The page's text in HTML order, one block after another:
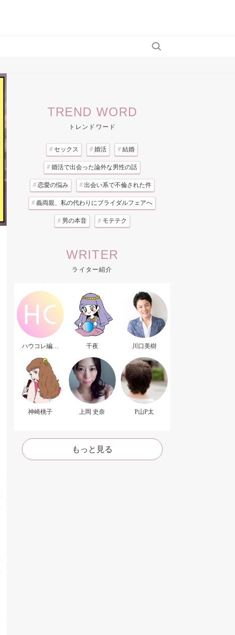
TREND WORD
トレンドワード
# セックス # 婚活 # 結婚
# 婚活で出会った論外な男性の話
# 恋愛の悩み # 出会い系で不倫された件
# 義両親、私の代わりにブライダルフェアへ
# 男の本音 # モテテク
WRITER
ライター紹介
ハウコレ編集
千夜 川口美樹
神崎桃子 上岡 史奈 P山P太
もっと見る